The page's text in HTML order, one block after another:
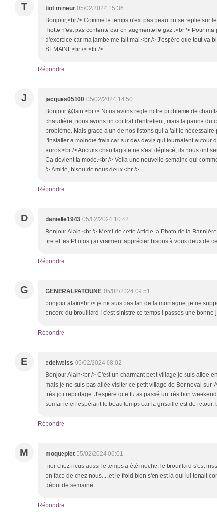
T tiot mineur 05/02/2024 15:36
Bonjour,<br /> Comme le temps n'est pas beau on se replie sur
Tiotte n'est pas contente car on augmente le gaz .<br /> Pour
d'exercice car ma jambe me fait mal.<br /> J'espère que tout va
SEMAINE<br /> <br />
Répondre
J jacques05100 05/02/2024 14:50
Bonjour @lain.<br /> Nous avons réglé notre problème de
chaudière, nous avons un contrat d'entretient, mais la panne du
problème. Mais grace à un de nos fistons qui a fait le
l'installer a moindre frais car sur des devis qui tournaient autour
euros.<br /> Aucuns chauffagiste ne s'est déplacé, ils nous ont
Ca devient la mode.<br /> Voila une nouvelle semaine qui
/> Amitié, bisou de nous deux.<br />
Répondre
D danielle1943 05/02/2024 10:42
Bonjour Alain <br /> Merci de cette Article la Photo de la
lire et les Photos j ai vraiment apprécier bisous à vous deux de
Répondre
G GENERALPATOUNE 05/02/2024 09:51
bonjour alain<br /> je ne suis pas fan de la montagne, je ne
encore du brouillard ! c'est sinistre ce temps ! passes une
Répondre
E edelweiss 05/02/2024 08:02
Bonjour Alain<br /> C'est un charmant petit village je suis allée
mais je ne suis pas allée visiter ce petit village de Bonneval-sur-
très joli reportage. J'espère que tu as passé un très bon
semaine en espérant le beau temps car la grisaille est de retour.
Répondre
M moqueplet 05/02/2024 06:01
hier chez nous aussi le temps a été moche, le brouillard s'est
en face de chez nous.....et le froid bien s'en est là qui lui tenait
début de semaine
Répondre